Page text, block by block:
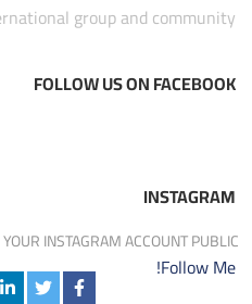
group and community
FOLLOW US ON FACEBOOK
INSTAGRAM
INSTAGRAM ACCOUNT PUBLIC
Follow Me!